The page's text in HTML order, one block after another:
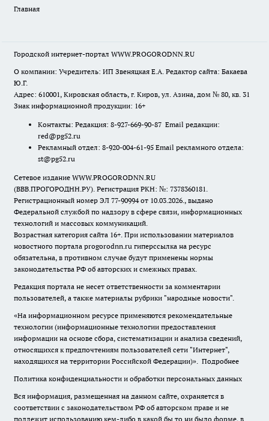
Главная
Городской интернет-портал WWW.PROGORODNN.RU
О компании: Учредитель: ИП Звеняцкая Е.А. Редактор сайта: Бакаева
Ю.Г.
Адрес: 610001, Кировская область, г. Киров, ул. Азина, дом № 80, кв. 31
Знак информационной продукции: 16+
Контакты: Редакция: 8-927-669-90-87 Email редакции:
red@pg52.ru
Рекламный отдел: 8-920-004-61-95 Email рекламного отдела:
st@pg52.ru
Сетевое издание WWW.PROGORODNN.RU
(ВВВ.ПРОГОРОДНН.РУ). Регистрация РКН: №: 7378360181.
Регистрационный номер ЭЛ 77-90994 от 10.03.2026., выдано
Федеральной службой по надзору в сфере связи, информационных
технологий и массовых коммуникаций.
Возрастная категория сайта 16+. При использовании материалов
новостного портала progorodnn.ru гиперссылка на ресурс
обязательна, в противном случае будут применены нормы
законодательства РФ об авторских и смежных правах.
Редакция портала не несет ответственности за комментарии
пользователей, а также материалы рубрики "народные новости".
«На информационном ресурсе применяются рекомендательные
технологии (информационные технологии предоставления
информации на основе сбора, систематизации и анализа сведений,
относящихся к предпочтениям пользователей сети "Интернет",
находящихся на территории Российской Федерации)». Подробнее
Политика конфиденциальности и обработки персональных данных
Вся информация, размещенная на данном сайте, охраняется в
соответствии с законодательством РФ об авторском праве и не
подлежит использованию кем-либо в какой бы то ни было форме, в